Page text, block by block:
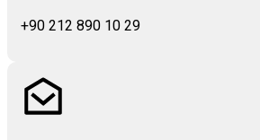
+90 212 890 10 29